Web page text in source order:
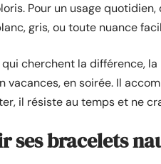
Pour un usage
gris, ou toute nuance
cherchent la différence,
vacances, en soirée. Il
il résiste au temps et ne
ses bracelets